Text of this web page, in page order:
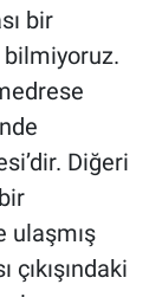
bir
Diğeri
ulaşmış
çıkışındaki